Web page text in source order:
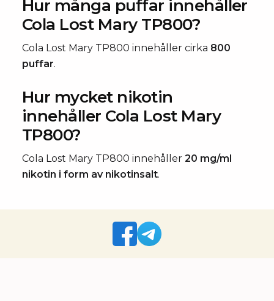
Hur många puffar innehåller
Cola Lost Mary TP800?
Cola Lost Mary TP800 innehåller cirka 800
puffar.
Hur mycket nikotin
innehåller Cola Lost Mary
TP800?
Cola Lost Mary TP800 innehåller 20 mg/ml
nikotin i form av nikotinsalt.